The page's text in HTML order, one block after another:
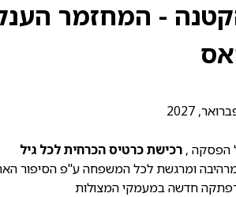
הפסקה , רכישת כרטיס הכרחית לכל גיל
ומרגשת לכל המשפחה ע''פ הסיפור
חדשה במעמקי המצולות